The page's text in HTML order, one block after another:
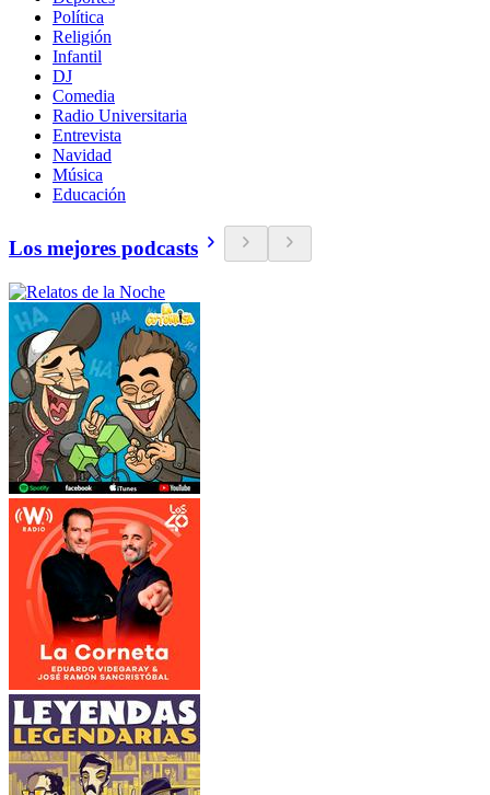
Política
Religión
Infantil
DJ
Comedia
Radio Universitaria
Entrevista
Navidad
Música
Educación
Los mejores podcasts